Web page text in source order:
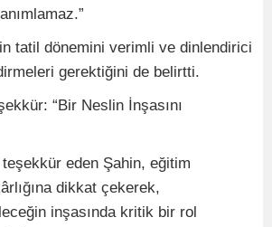
tatil dönemini verimli ve dinlendirici
gerektiğini de belirtti.
“Bir Neslin İnşasını
eden Şahin, eğitim
dikkat çekerek,
inşasında kritik bir rol